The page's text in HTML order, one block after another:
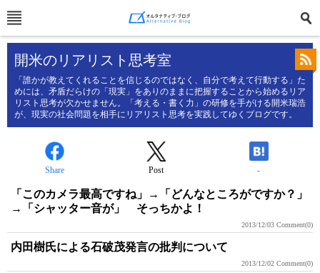
開米のリアリスト思考室
「誰かが教えてくれることを信じるのではなく、自分で考えて行動する」た
めには、矛盾だらけの「現実」をありのままに把握することから始めるリア
リスト思考が欠かせません。「考える・書く力」の研修を手がける開米瑞浩
が、現実の社会問題を相手にリアリスト思考を実践してゆくブログです。
Share Post -
「このカメラ最高ですね」→「どんなところがですか？」
→「シャッター音が」 そっちかよ！
2013/12/03 Comment(0)
内田樹氏による石破茂発言の批判について
2013/12/02 Comment(0)